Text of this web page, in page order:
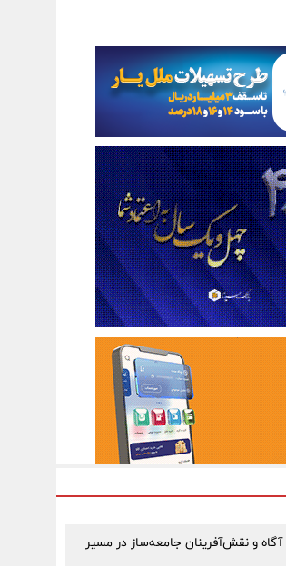
آگاه و نقش‌آفرینان جامعه‌ساز در مسیر